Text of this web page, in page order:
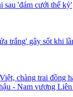
sau 'đám cưới thế kỷ'
trắng' gây sốt khi
chàng trai đồng
- Nam vương